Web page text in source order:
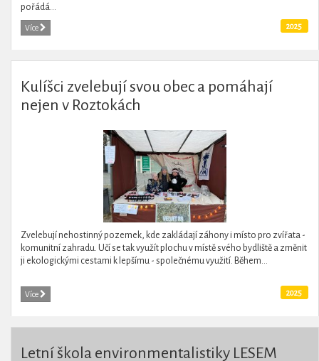
pořádá...
Více 2025
Kulíšci zvelebují svou obec a pomáhají
nejen v Roztokách
Zvelebují nehostinný pozemek, kde zakládají záhony i místo pro zvířata -
komunitní zahradu. Učí se tak využít plochu v místě svého bydliště a změnit
ji ekologickými cestami k lepšímu - společnému využití. Během...
Více 2025
Letní škola environmentalistiky LESEM